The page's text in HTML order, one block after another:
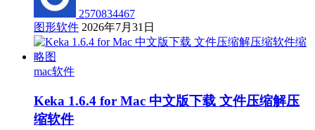
2570834467
图形软件 2026年7月31日
mac软件
Keka 1.6.4 for Mac 中文版下载 文件压缩解压
缩软件